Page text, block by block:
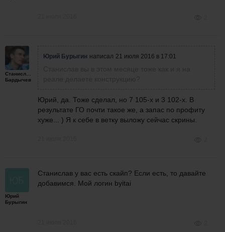
Станислав
Бардычев
Юрий Бурыгин написал 21 июля 2016 в 17:01
Юрий, да. Тоже сделал, но 7 105-х и 3 102-х. В
результате ГО почти такое же, а запас по профиту
хуже... ) Я к себе в ветку выложу сейчас скрины.
Юрий
Бурыгин
Станислав у вас есть скайп? Если есть, то давайте
добавимся. Мой логин byitai